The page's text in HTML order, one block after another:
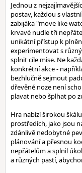
Jednou z
postav, každou s
zabijáka "move like
krvavé nudle tři
unikátní přístup k
experimentovat s
splnit cíle mise. Ne
konkrétní akce -
bezhlučně sejmout
dřevěné noze není
plavat nebo šplhat po
Hra nabízí širokou
prostředích, jako jsou
zdánlivě nedobytné
plánování a přesnou
nepřátelům a splnil
a různých pastí,